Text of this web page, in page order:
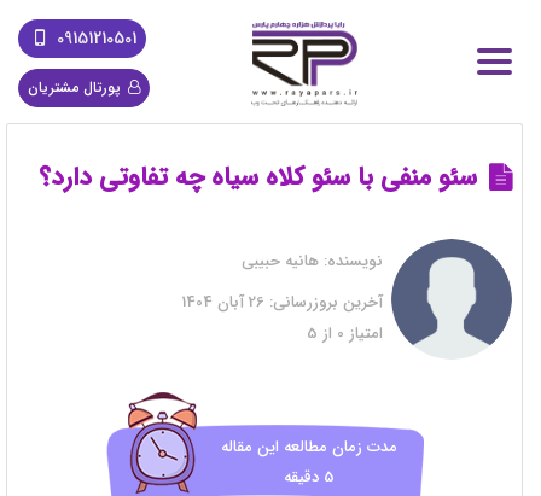
09151210501
پورتال مشتریان
سئو منفی با سئو کلاه سیاه چه تفاوتی دارد؟
نویسنده: هانیه حبیبی
آخرین بروزرسانی:
امتیاز 0 از 5
مدت زمان مطالعه این مقاله
5 دقیقه